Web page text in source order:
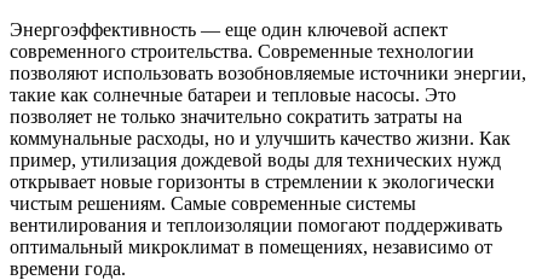
Энергоэффективность — еще один ключевой аспект
современного строительства. Современные технологии
позволяют использовать возобновляемые источники энергии,
такие как солнечные батареи и тепловые насосы. Это
позволяет не только значительно сократить затраты на
коммунальные расходы, но и улучшить качество жизни. Как
пример, утилизация дождевой воды для технических нужд
открывает новые горизонты в стремлении к экологически
чистым решениям. Самые современные системы
вентилирования и теплоизоляции помогают поддерживать
оптимальный микроклимат в помещениях, независимо от
времени года.